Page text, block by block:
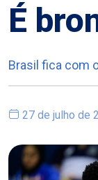
É
Brasil fica com
27 de julho de